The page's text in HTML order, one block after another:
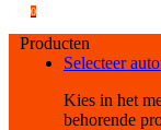
0
Producten
Selecteer
Kies in het
behorende